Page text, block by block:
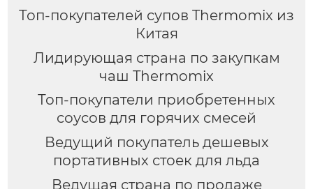
Топ-покупателей супов Thermomix из
Китая
Лидирующая страна по закупкам
чаш Thermomix
Топ-покупатели приобретенных
соусов для горячих смесей
Ведущий покупатель дешевых
портативных стоек для льда
Ведущая страна по продаже